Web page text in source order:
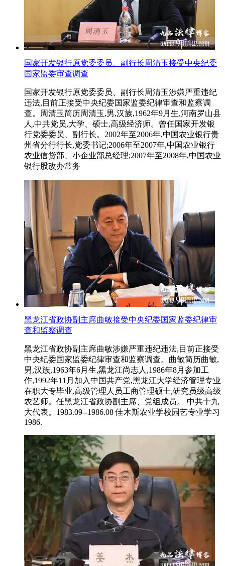
国家开发银行原党委委员、副行长周清玉接受中央纪委
国家监委审查调查
国家开发银行原党委委员、副行长周清玉涉嫌严重违纪
违法,目前正接受中央纪委国家监委纪律审查和监察调
查。周清玉简历周清玉,男,汉族,1962年9月生,河南罗山县
人,中共党员,大学、硕士,高级经济师。曾任国家开发银
行党委委员、副行长。2002年至2006年,中国农业银行贵
州省分行行长,党委书记;2006年至2007年,中国农业银行
农业信贷部、小企业部总经理;2007年至2008年,中国农业
银行股改办常务
黑龙江省政协副主席曲敏接受中央纪委国家监委纪律审
查和监察调查
黑龙江省政协副主席曲敏涉嫌严重违纪违法,目前正接受
中央纪委国家监委纪律审查和监察调查。曲敏简历曲敏,
男,汉族,1963年6月生,黑龙江尚志人,1986年8月参加工
作,1992年11月加入中国共产党,黑龙江大学经济管理专业
在职大专毕业,高级管理人员工商管理硕士,研究员级高级
农艺师。任黑龙江省政协副主席、党组成员。 中共十九
大代表。1983.09--1986.08 佳木斯农业学校园艺专业学习
1986.